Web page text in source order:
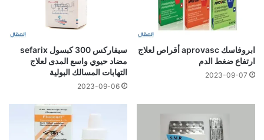
ابروفاسك aprovasc أقراص لعلاج
ارتفاع ضغط الدم
2023-09-07
سيفاركس 300 كبسول sefarix
مضاد حيوي واسع المدى لعلاج
التهابات المسالك البولية
2023-09-06